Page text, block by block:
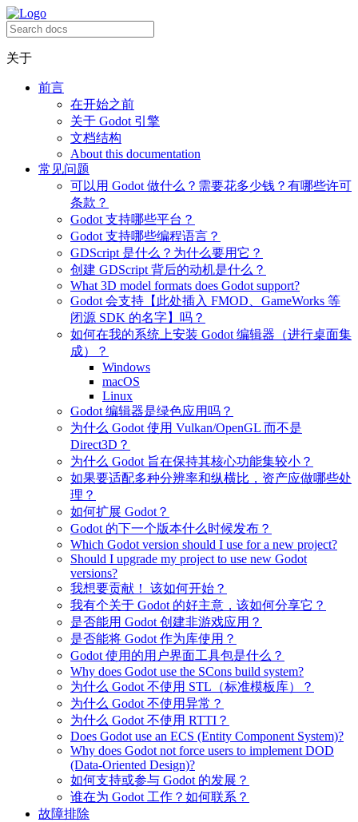
关于
前言
在开始之前
关于 Godot 引擎
文档结构
About this documentation
常见问题
可以用 Godot 做什么？需要花多少钱？有哪些许可
条款？
Godot 支持哪些平台？
Godot 支持哪些编程语言？
GDScript 是什么？为什么要用它？
创建 GDScript 背后的动机是什么？
What 3D model formats does Godot support?
Godot 会支持【此处插入 FMOD、GameWorks 等
闭源 SDK 的名字】吗？
如何在我的系统上安装 Godot 编辑器（进行桌面集
成）？
Windows
macOS
Linux
Godot 编辑器是绿色应用吗？
为什么 Godot 使用 Vulkan/OpenGL 而不是
Direct3D？
为什么 Godot 旨在保持其核心功能集较小？
如果要适配多种分辨率和纵横比，资产应做哪些处
理？
如何扩展 Godot？
Godot 的下一个版本什么时候发布？
Which Godot version should I use for a new project?
Should I upgrade my project to use new Godot
versions?
我想要贡献！ 该如何开始？
我有个关于 Godot 的好主意，该如何分享它？
是否能用 Godot 创建非游戏应用？
是否能将 Godot 作为库使用？
Godot 使用的用户界面工具包是什么？
Why does Godot use the SCons build system?
为什么 Godot 不使用 STL（标准模板库）？
为什么 Godot 不使用异常？
为什么 Godot 不使用 RTTI？
Does Godot use an ECS (Entity Component System)?
Why does Godot not force users to implement DOD
(Data-Oriented Design)?
如何支持或参与 Godot 的发展？
谁在为 Godot 工作？如何联系？
故障排除